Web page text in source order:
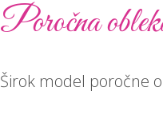
Poročna
Širok model poročne